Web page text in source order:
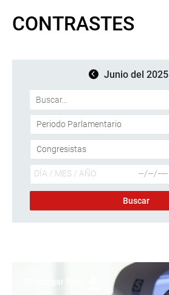
CONTRASTES
Junio del 2025
Descargar foto